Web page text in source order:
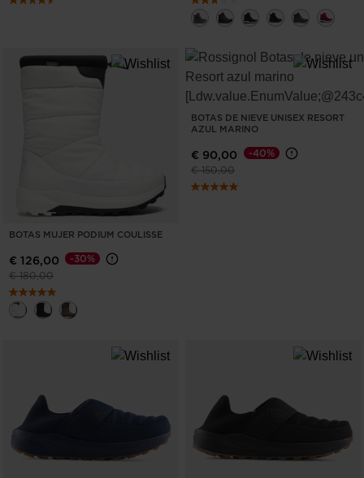
BOTAS MUJER PODIUM COULISSE
€ 126,00
Precio reducido de
€ 180,00a
-30%
BOTAS DE NIEVE UNISEX RESORT
AZUL MARINO
€ 90,00
Precio reducido de
€ 150,00a
-40%